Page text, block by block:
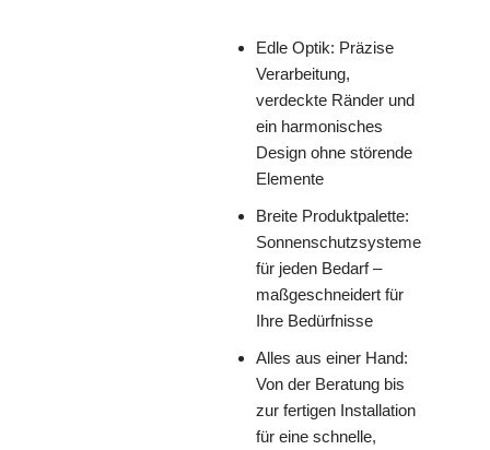
Edle Optik: Präzise
Verarbeitung,
verdeckte Ränder und
ein harmonisches
Design ohne störende
Elemente
Breite Produktpalette:
Sonnenschutzsysteme
für jeden Bedarf –
maßgeschneidert für
Ihre Bedürfnisse
Alles aus einer Hand:
Von der Beratung bis
zur fertigen Installation
für eine schnelle,